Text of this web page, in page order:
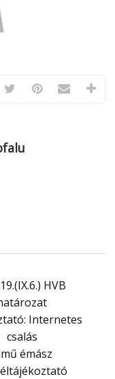
HVB
Internetes
csalás
émász